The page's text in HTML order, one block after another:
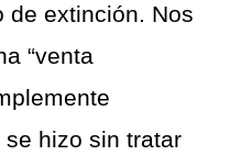
de extinción. Nos
“venta
hizo sin tratar